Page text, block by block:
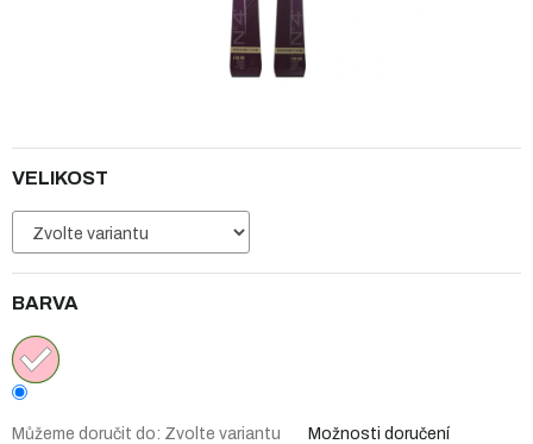
VELIKOST
BARVA
Můžeme doručit do: Zvolte variantu Možnosti doručení